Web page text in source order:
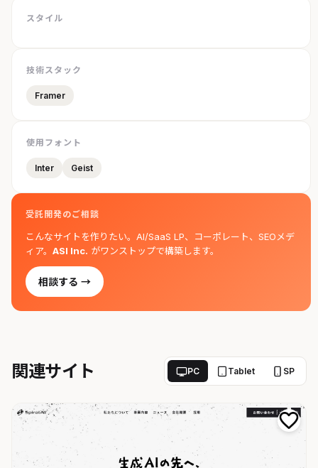
スタイル
技術スタック
Framer
使用フォント
Inter Geist
受託開発のご相談
こんなサイトを作りたい。AI/SaaS LP、コーポレート、SEOメデ
ィア。 ASI Inc. がワンストップで構築します。
相談する →
関連サイト PC Tablet SP